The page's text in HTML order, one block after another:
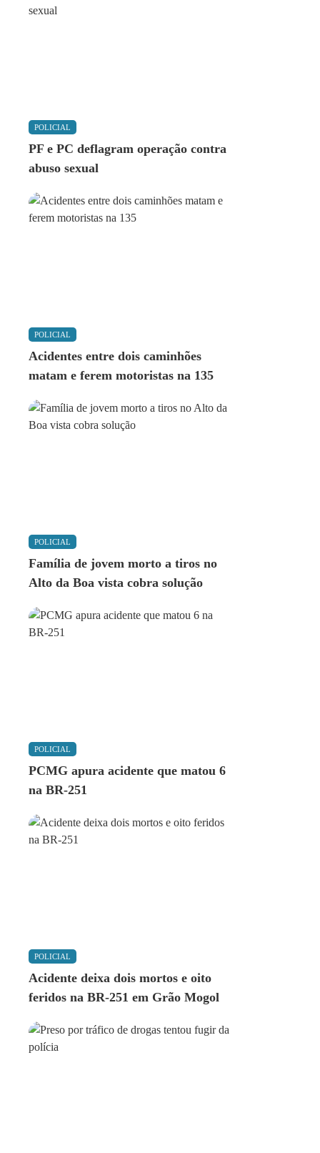
POLICIAL
PF e PC deflagram operação contra
abuso sexual
POLICIAL
Acidentes entre dois caminhões
matam e ferem motoristas na 135
POLICIAL
Família de jovem morto a tiros no
Alto da Boa vista cobra solução
POLICIAL
PCMG apura acidente que matou 6
na BR-251
POLICIAL
Acidente deixa dois mortos e oito
feridos na BR-251 em Grão Mogol